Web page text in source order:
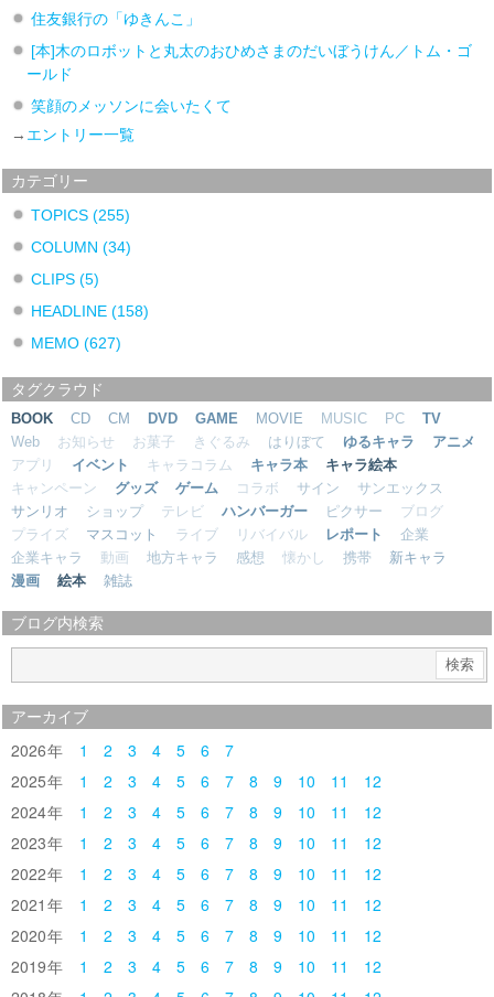
住友銀行の「ゆきんこ」
[本]木のロボットと丸太のおひめさまのだいぼうけん／トム・ゴ
ールド
笑顔のメッソンに会いたくて
→ エントリー一覧
カテゴリー
TOPICS (255)
COLUMN (34)
CLIPS (5)
HEADLINE (158)
MEMO (627)
タグクラウド
BOOK CD CM DVD GAME MOVIE MUSIC PC
TV
Web
お知らせ お菓子 きぐるみ はりぼて ゆるキャラ
アニメ
アプリ
イベント キャラコラム キャラ本
キャラ絵本
キャンペーン
グッズ ゲーム コラボ サイン
サンエックス
サンリオ
ショップ テレビ ハンバーガー ピクサー
ブログ
プライズ
マスコット ライブ リバイバル レポート
企業
企業キャラ
動画 地方キャラ 感想 懐かし 携帯
新キャラ
漫画
絵本 雑誌
ブログ内検索
アーカイブ
2026 1 2 3 4 5 6
7
2025
1 2 3 4 5 6 7 8 9 10 11
12
2024
1 2 3 4 5 6 7 8 9 10 11
12
2023
1 2 3 4 5 6 7 8 9 10 11
12
2022
1 2 3 4 5 6 7 8 9 10 11
12
2021
1 2 3 4 5 6 7 8 9 10 11
12
2020
1 2 3 4 5 6 7 8 9 10 11
12
2019
1 2 3 4 5 6 7 8 9 10 11
12